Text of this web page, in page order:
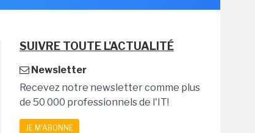
SUIVRE TOUTE L'ACTUALITÉ
Newsletter
Recevez notre newsletter comme plus
de 50 000 professionnels de l'IT!
JE M'ABONNE